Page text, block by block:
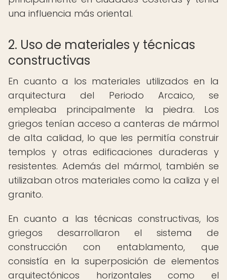
una influencia más oriental.
2. Uso de materiales y técnicas
constructivas
En cuanto a los materiales utilizados en la
arquitectura del Periodo Arcaico, se
empleaba principalmente la piedra. Los
griegos tenían acceso a canteras de mármol
de alta calidad, lo que les permitía construir
templos y otras edificaciones duraderas y
resistentes. Además del mármol, también se
utilizaban otros materiales como la caliza y el
granito.
En cuanto a las técnicas constructivas, los
griegos desarrollaron el sistema de
construcción con entablamento, que
consistía en la superposición de elementos
arquitectónicos horizontales como el